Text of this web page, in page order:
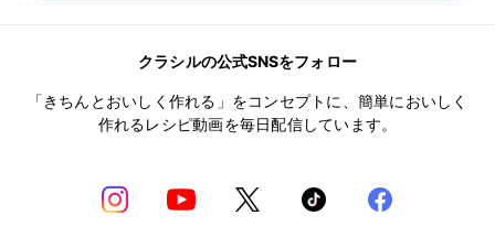
クラシルの公式SNSをフォロー
「きちんとおいしく作れる」をコンセプトに、簡単においしく
作れるレシピ動画を毎日配信しています。